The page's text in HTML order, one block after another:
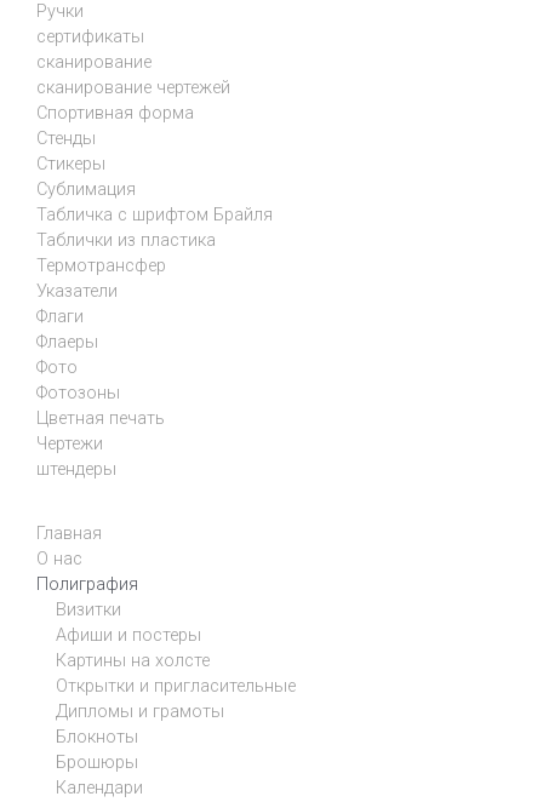
Ручки
сертификаты
сканирование
сканирование чертежей
Спортивная форма
Стенды
Стикеры
Сублимация
Табличка с шрифтом Брайля
Таблички из пластика
Термотрансфер
Указатели
Флаги
Флаеры
Фото
Фотозоны
Цветная печать
Чертежи
штендеры
Главная
О нас
Полиграфия
Визитки
Афиши и постеры
Картины на холсте
Открытки и пригласительные
Дипломы и грамоты
Блокноты
Брошюры
Календари